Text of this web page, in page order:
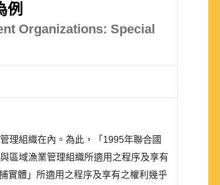
例
Organizations: Special
理組織在內。為此，「1995年聯合國
區域漁業管理組織所適用之程序及享有
實體」所適用之程序及享有之權利幾乎